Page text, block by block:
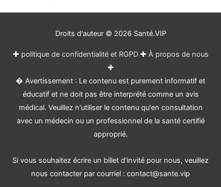
Droits d'auteur © 2026 Santé.VIP
✚ politique de confidentialité et RGPD✚ À propos de nous
✚
� Avertissement : Le contenu est purement informatif et
éducatif et ne doit pas être interprété comme un avis
médical. Veuillez n'utiliser le contenu qu'en consultation
avec un médecin ou un professionnel de la santé certifié
approprié.
Si vous souhaitez écrire un billet d'invité pour nous, veuillez
nous contacter par courriel : contact@sante.vip